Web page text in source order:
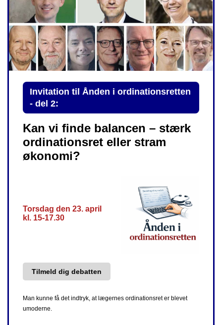
Invitation til Ånden i ordinationsretten
- del 2:
Kan vi finde balancen – stærk
ordinationsret eller stram
økonomi?
Torsdag den 23. april
kl. 15-17.30
Tilmeld dig debatten
Man kunne få det indtryk, at lægernes ordinationsret er blevet
umoderne.